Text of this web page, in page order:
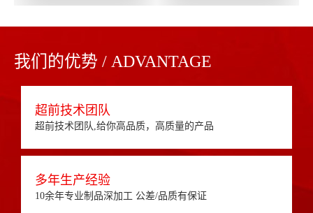
我们的优势 / ADVANTAGE
超前技术团队
超前技术团队,给你高品质，高质量的产品
多年生产经验
10余年专业制品深加工 公差/品质有保证